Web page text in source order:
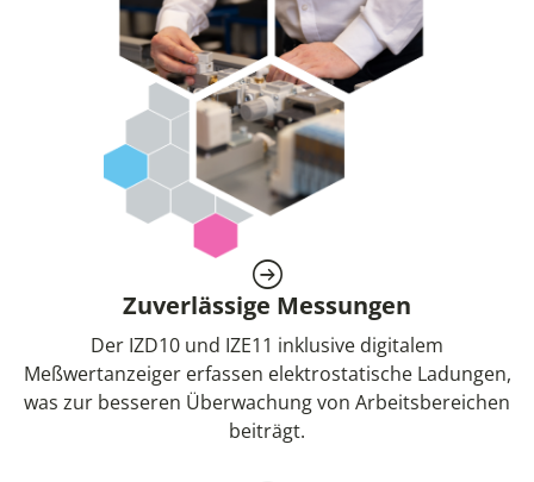
Zuverlässige Messungen
Der IZD10 und IZE11 inklusive digitalem
Meßwertanzeiger erfassen elektrostatische Ladungen,
was zur besseren Überwachung von Arbeitsbereichen
beiträgt.